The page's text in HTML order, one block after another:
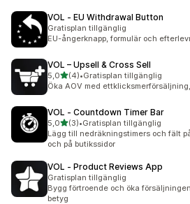
VOL ‑ EU Withdrawal Button
Gratisplan tillgänglig
EU-ångerknapp, formulär och
VOL – Upsell & Cross Sell
5,0av 5 stjärnor
(4)
4 recensioner totalt
•Gratisplan tillgänglig
Öka AOV med
VOL ‑ Countdown Timer Bar
5,0av 5 stjärnor
(3)
3 recensioner totalt
•Gratisplan tillgänglig
Lägg till nedräkningstimers och fält
och på butikssidor
VOL ‑ Product Reviews App
Gratisplan tillgänglig
Bygg förtroende och öka
betyg